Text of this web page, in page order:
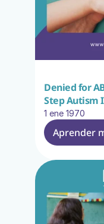
Denied for
Step Autism
1 ene 1970
Aprender